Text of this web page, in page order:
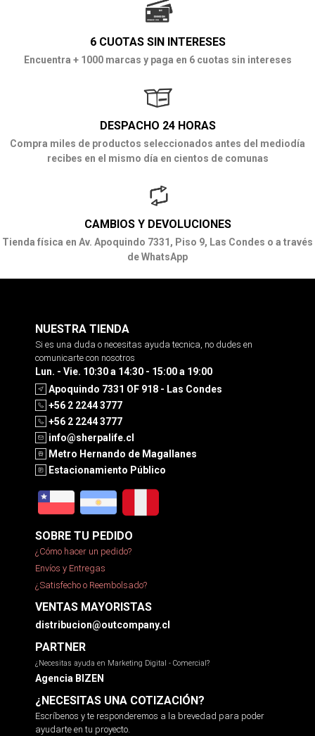
6 CUOTAS SIN INTERESES
Encuentra + 1000 marcas y paga en 6 cuotas sin intereses
DESPACHO 24 HORAS
Compra miles de productos seleccionados antes del mediodía
recibes en el mismo día en cientos de comunas
CAMBIOS Y DEVOLUCIONES
Tienda física en Av. Apoquindo 7331, Piso 9, Las Condes o a través
de WhatsApp
NUESTRA TIENDA
Si es una duda o necesitas ayuda tecnica, no dudes en
comunicarte con nosotros
Lun. - Vie. 10:30 a 14:30 - 15:00 a 19:00
Apoquindo 7331 OF 918 - Las Condes
+56 2 2244 3777
+56 2 2244 3777
info@sherpalife.cl
Metro Hernando de Magallanes
Estacionamiento Público
SOBRE TU PEDIDO
¿Cómo hacer un pedido?
Envíos y Entregas
¿Satisfecho o Reembolsado?
VENTAS MAYORISTAS
distribucion@outcompany.cl
PARTNER
¿Necesitas ayuda en Marketing Digital - Comercial?
Agencia BIZEN
¿NECESITAS UNA COTIZACIÓN?
Escríbenos y te responderemos a la brevedad para poder
ayudarte en tu proyecto.